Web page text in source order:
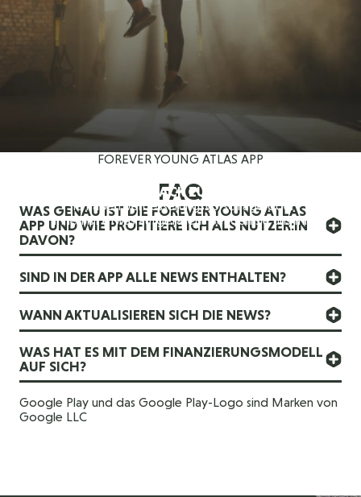
FEEDBACK ZUR APP
Sie haben Verbesserungsvorschläge oder
Ihnen ist etwas aufgefallen? Senden sie uns Ihr
Feedback gerne an atlas@strunz.com.
FOREVER YOUNG ATLAS APP
FAQ
WAS GENAU IST DIE FOREVER YOUNG ATLAS
APP UND WIE PROFITIERE ICH ALS NUTZER:IN
DAVON?
SIND IN DER APP ALLE NEWS ENTHALTEN?
WANN AKTUALISIEREN SICH DIE NEWS?
WAS HAT ES MIT DEM FINANZIERUNGSMODELL
AUF SICH?
Google Play und das Google Play-Logo sind Marken von
Google LLC